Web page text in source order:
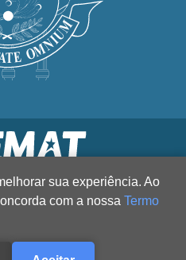
sua experiência. Ao
com a nossa Termo